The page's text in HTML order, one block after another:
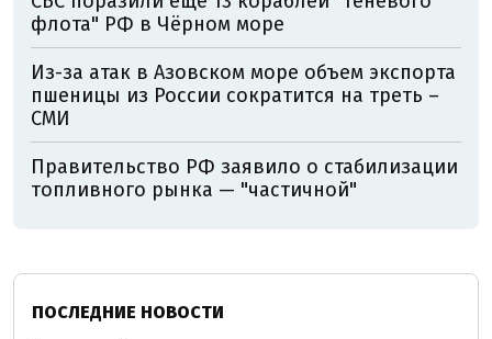
флота" РФ в Чёрном море
Из-за атак в Азовском море объем экспорта
пшеницы из России сократится на треть –
СМИ
Правительство РФ заявило о стабилизации
топливного рынка — "частичной"
ПОСЛЕДНИЕ НОВОСТИ